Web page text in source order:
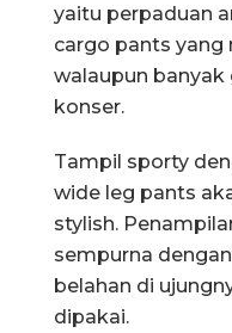
yaitu perpaduan
cargo pants
walaupun
konser.
Tampil sporty
wide leg pants
stylish.
sempurna
belahan di
dipakai.